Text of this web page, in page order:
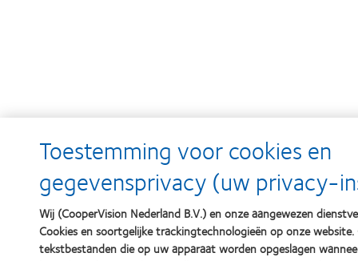
Toestemming voor cookies en
gegevensprivacy (uw privacy-
Wij (CooperVision Nederland B.V.) en onze aangewezen
Cookies en soortgelijke trackingtechnologieën op onze website.
tekstbestanden die op uw apparaat worden opgeslagen